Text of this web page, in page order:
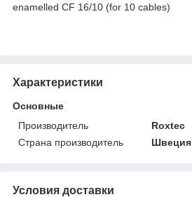
enamelled CF 16/10 (for 10 cables)
Характеристики
Основные
Производитель
Roxtec
Страна производитель
Швеция
Условия доставки